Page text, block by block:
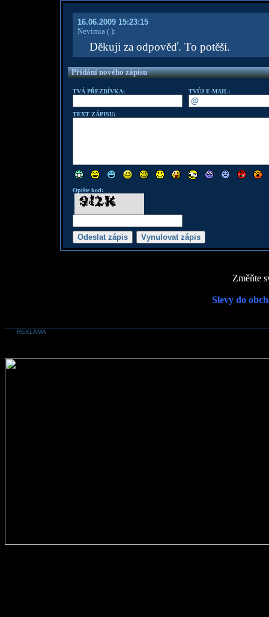
16.06.2009 15:23:15
Nevimia( ):
Děkuji za odpověď. To potěší.
Přidání nového zápisu
TVÁ PŘEZDÍVKA: TVŮJ E-MAIL:
TEXT ZÁPISU:
Opište kod:
Změňte
Slevy do
REKLAMA